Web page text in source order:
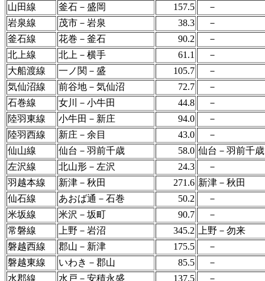
山田線
釜石－盛岡 157.5
－
岩泉線
茂市－岩泉 38.3
－
釜石線
花巻－釜石 90.2
－
北上線
北上－横手 61.1
－
大船渡線
一ノ関－盛 105.7
－
気仙沼線
前谷地－気仙沼 72.7
－
石巻線
女川－小牛田 44.8
－
陸羽東線
小牛田－新庄 94.0
－
陸羽西線
新庄－余目 43.0
－
仙山線
仙台－羽前千歳 58.0 仙台－羽前千歳
左沢線
北山形－左沢 24.3
－
羽越本線
新津－秋田 271.6 新津－秋田
仙石線
あおば通－石巻 50.2
－
米坂線
米沢－坂町 90.7
－
常磐線
上野－岩沼 345.2
上野－勿来
磐越西線
郡山－新津 175.5
－
磐越東線
いわき－郡山 85.5
－
水郡線
水戸－安積永盛 137.5
－